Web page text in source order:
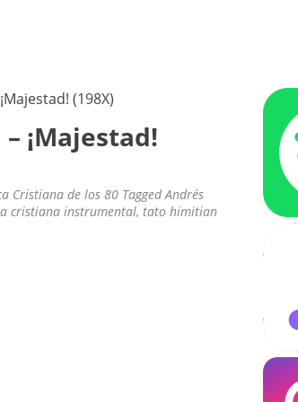
– OLDIES
(198X)
¡Majestad!
Cristiana de los 80 TaggedAndrés
cristiana instrumental, tato himitian